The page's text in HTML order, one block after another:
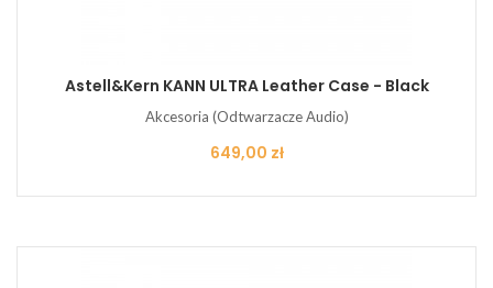
Astell&Kern KANN ULTRA Leather Case - Black
Akcesoria (Odtwarzacze Audio)
Cena
649,00 zł